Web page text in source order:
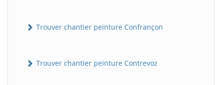
Trouver chantier peinture Confrançon
Trouver chantier peinture Contrevoz